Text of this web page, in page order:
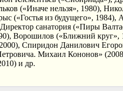
(«Иначе нельзя», 1980),
(«Гостья из будущего», 1984),
санатория («Пиры
Ворошилов («Ближний
Спиридон Данилович
Михаил Кононов»
и др.